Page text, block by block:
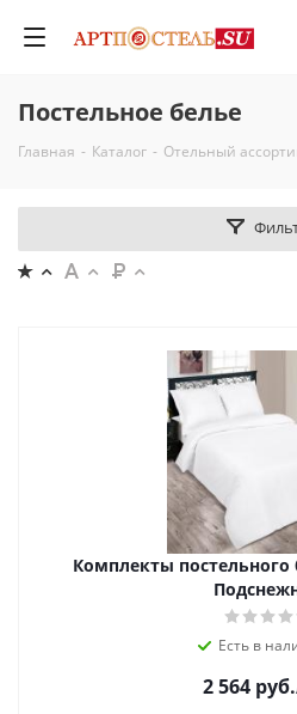
Постельное белье
Главная - Каталог - Отельный
Комплекты постельного
Есть в
2 564 руб.